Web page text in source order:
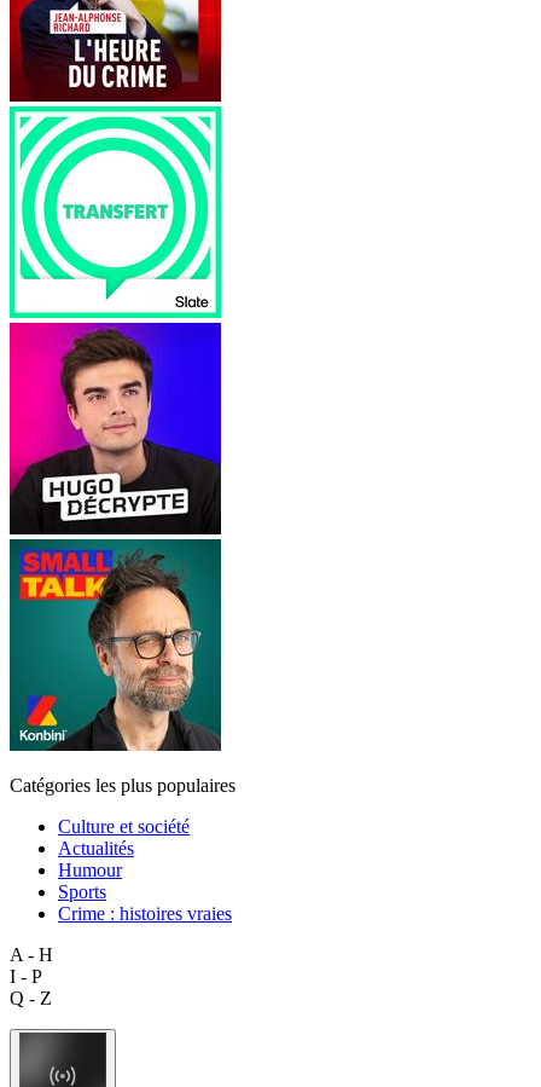
Catégories les plus populaires
Culture et société
Actualités
Humour
Sports
Crime : histoires vraies
A - H
I - P
Q - Z